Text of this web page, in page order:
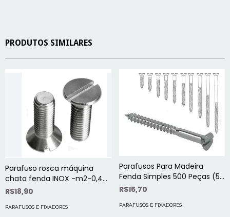
PRODUTOS SIMILARES
Parafuso rosca máquina
chata fenda INOX -m2-0,40
zincado com porca
R$18,90
PARAFUSOS E FIXADORES
Parafusos Para Madeira
Fenda Simples 500 Peças (5
ct)
R$15,70
PARAFUSOS E FIXADORES